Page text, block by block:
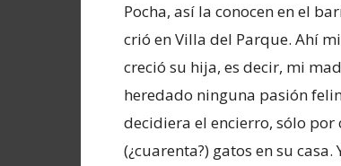
Pocha, así la conocen en el
crió en Villa del Parque. Ahí
creció su hija, es decir, mi
heredado ninguna pasión
decidiera el encierro, sólo
(¿cuarenta?) gatos en su